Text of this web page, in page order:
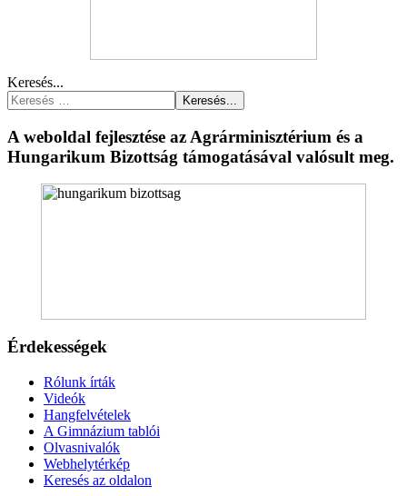
Keresés...
Keresés...
A weboldal fejlesztése az Agrárminisztérium és a
Hungarikum Bizottság támogatásával valósult meg.
Érdekességek
Rólunk írták
Videók
Hangfelvételek
A Gimnázium tablói
Olvasnivalók
Webhelytérkép
Keresés az oldalon